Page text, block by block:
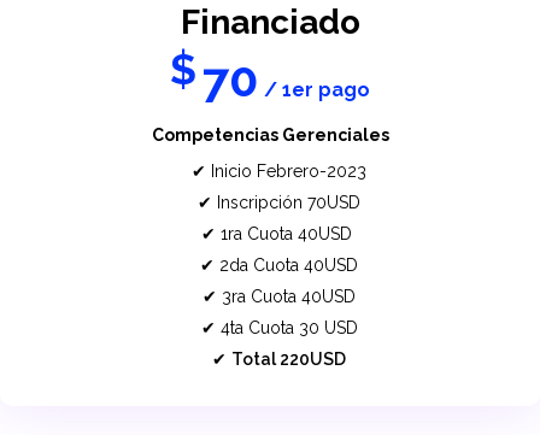
Financiado
$70 / 1er pago
Competencias Gerenciales
Inicio Febrero-2023
Inscripción 70USD
1ra Cuota 40USD
2da Cuota 40USD
3ra Cuota 40USD
4ta Cuota 30 USD
Total 220USD